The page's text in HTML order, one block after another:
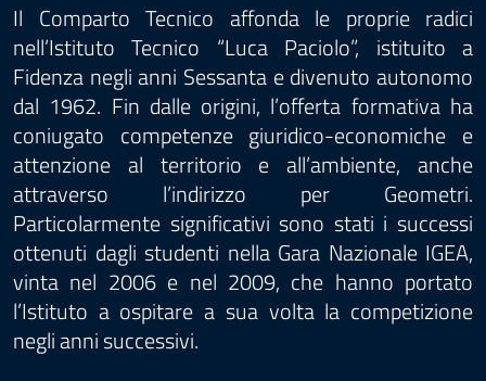
Il Comparto Tecnico affonda le proprie radici
nell’Istituto Tecnico “Luca Paciolo”, istituito a
Fidenza negli anni Sessanta e divenuto autonomo
dal 1962. Fin dalle origini, l’offerta formativa ha
coniugato competenze giuridico-economiche e
attenzione al territorio e all’ambiente, anche
attraverso l’indirizzo per Geometri.
Particolarmente significativi sono stati i successi
ottenuti dagli studenti nella Gara Nazionale IGEA,
vinta nel 2006 e nel 2009, che hanno portato
l’Istituto a ospitare a sua volta la competizione
negli anni successivi.